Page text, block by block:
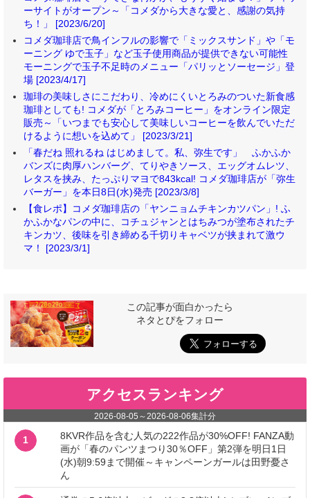
ーサイトがオープン～「コメダから大きな愛と、感謝の気持
ち！」 [2023/6/20]
コメダ珈琲店で鳥インフルの影響で「ミックスサンド」や「モ
ーニング ゆで玉子」など玉子使用商品が提供できない可能性
モーニングで玉子不足時のメニュー「パリッとソーセージ」登
場 [2023/4/17]
珈琲の美味しさにこだわり、冷めにくいとろみのついた新食感
珈琲としても! コメダが「とろみコーヒー」をオンライン限定
販売～「いつまでも安心して美味しいコーヒーを飲んでいただ
けるように想いを込めて」 [2023/3/21]
「春だね 照れるね はじめまして。私、弥生です」 ふかふか
バンズに肉厚ハンバーグ、てりやきソース、エッグオムレツ、
レタスを挟み、たっぷりマヨで843kcal! コメダ珈琲店が「弥生
バーガー」を本日8日(水)発売 [2023/3/8]
【食レポ】コメダ珈琲店の「ヤンニョムチキンカツパン」! ふ
かふかなパンの中に、コチュジャンとはちみつが塗布されたチ
キンカツ、後味を引き締める千切りキャベツが挟まれて激ウ
マ！ [2023/3/1]
この記事が面白かったら
ネタとぴをフォロー
アクセスランキング
2026-08-05 ～ 2026-08-06集計分
1
8KVR作品を含む人気の222作品が30%OFF! FANZA動
画が「春のパンツまつり30％OFF」第2弾を明日1日
(水)朝9:59まで開催～キャンペーンガールは田野憂さ
ん